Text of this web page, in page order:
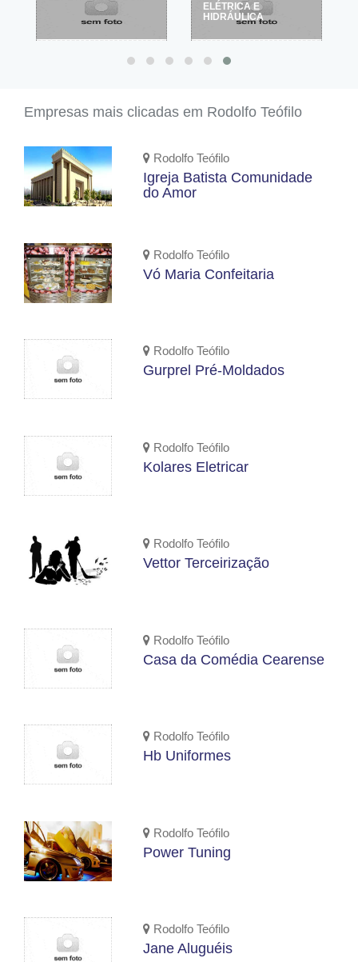
ELÉTRICA E
HIDRÁULICA
LAUTREC
Empresas mais clicadas em Rodolfo Teófilo
Rodolfo Teófilo
Igreja Batista Comunidade
do Amor
Rodolfo Teófilo
Vó Maria Confeitaria
Rodolfo Teófilo
Gurprel Pré-Moldados
Rodolfo Teófilo
Kolares Eletricar
Rodolfo Teófilo
Vettor Terceirização
Rodolfo Teófilo
Casa da Comédia Cearense
Rodolfo Teófilo
Hb Uniformes
Rodolfo Teófilo
Power Tuning
Rodolfo Teófilo
Jane Aluguéis